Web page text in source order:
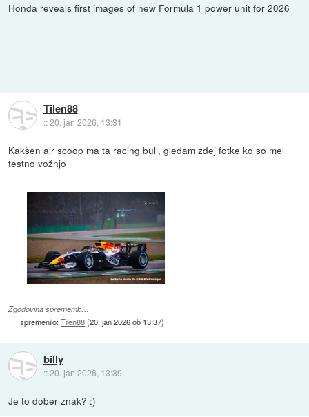
Honda reveals first images of new Formula 1 power unit for 2026
Tilen88
::20. jan 2026, 13:31
Kakšen air scoop ma ta racing bull, gledam zdej fotke ko so mel
testno vožnjo
Zgodovina sprememb…
spremenilo:Tilen88(20. jan 2026 ob 13:37)
billy
::20. jan 2026, 13:39
Je to dober znak? :)